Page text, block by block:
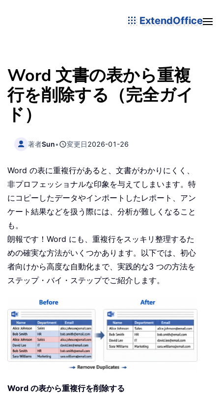
ExtendOffice
Word 文書の表から重複
行を削除する（完全ガイ
ド）
著者Sun• 変更日2026-01-26
Word の表に重複行があると、文書がわかりにくく、
非プロフェッショナルな印象を与えてしまいます。特
にコピーしたデータやインポートしたレポート、アン
ケート結果などを扱う際には、分析が難しくなること
も。
朗報です！Word にも、重複行をスッキリ整理するた
めの確実な方法がいくつかあります。以下では、初心
者向けから高度な自動化まで、実践的な3 つの方法を
ステップ・バイ・ステップでご紹介します。
Word の表から重複行を削除する